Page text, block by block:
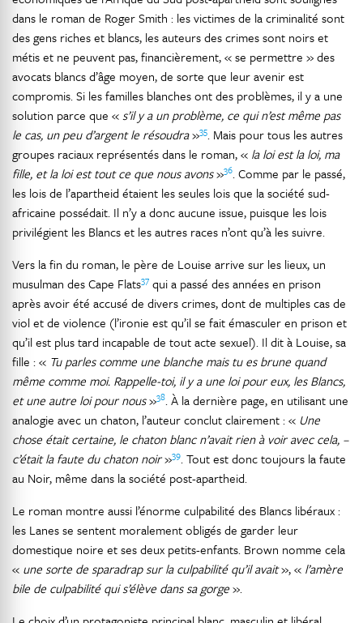
dans le roman de Roger Smith : les victimes de la criminalité sont
des gens riches et blancs, les auteurs des crimes sont noirs et
métis et ne peuvent pas, financièrement, « se permettre » des
avocats blancs d’âge moyen, de sorte que leur avenir est
compromis. Si les familles blanches ont des problèmes, il y a une
solution parce que «s’il y a un problème, ce qui n’est même pas
le cas, un peu d’argent le résoudra»35. Mais pour tous les autres
groupes raciaux représentés dans le roman, « la loi est la loi, ma
fille, et la loi est tout ce que nous avons»36. Comme par le passé,
les lois de l’apartheid étaient les seules lois que la société sud-
africaine possédait. Il n’y a donc aucune issue, puisque les lois
privilégient les Blancs et les autres races n’ont qu’à les suivre.
Vers la fin du roman, le père de Louise arrive sur les lieux, un
musulman des Cape Flats37 qui a passé des années en prison
après avoir été accusé de divers crimes, dont de multiples cas de
viol et de violence (l’ironie est qu’il se fait émasculer en prison et
qu’il est plus tard incapable de tout acte sexuel). Il dit à Louise, sa
fille : « Tu parles comme une blanche mais tu es brune quand
même comme moi. Rappelle-toi, il y a une loi pour eux, les Blancs,
et une autre loi pour nous»38. À la dernière page, en utilisant une
analogie avec un chaton, l’auteur conclut clairement : « Une
chose était certaine, le chaton blanc n’avait rien à voir avec cela, –
c’était la faute du chaton noir»39. Tout est donc toujours la faute
au Noir, même dans la société post-apartheid.
Le roman montre aussi l’énorme culpabilité des Blancs libéraux :
les Lanes se sentent moralement obligés de garder leur
domestique noire et ses deux petits-enfants. Brown nomme cela
« une sorte de sparadrap sur la culpabilité qu’il avait», « l’amère
bile de culpabilité qui s’élève dans sa gorge».